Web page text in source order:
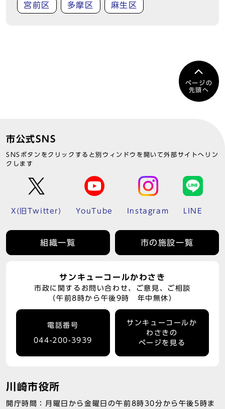
宮前区 多摩区 麻生区
ページの
先頭へ
市公式SNS
SNSボタンをクリックすると別ウィンドウを開いて外部サイトへリン
クします
X(旧Twitter) YouTube Instagram LINE
組織一覧 市の施設一覧
サンキューコールかわさき
市政に関するお問い合わせ、ご意見、ご相談
（午前8時から午後9時 年中無休）
電話番号
044-200-3939
サンキューコールか
わさきの
ページを見る
川崎市役所
開庁時間：月曜日から金曜日の午前8時30分から午後5時ま